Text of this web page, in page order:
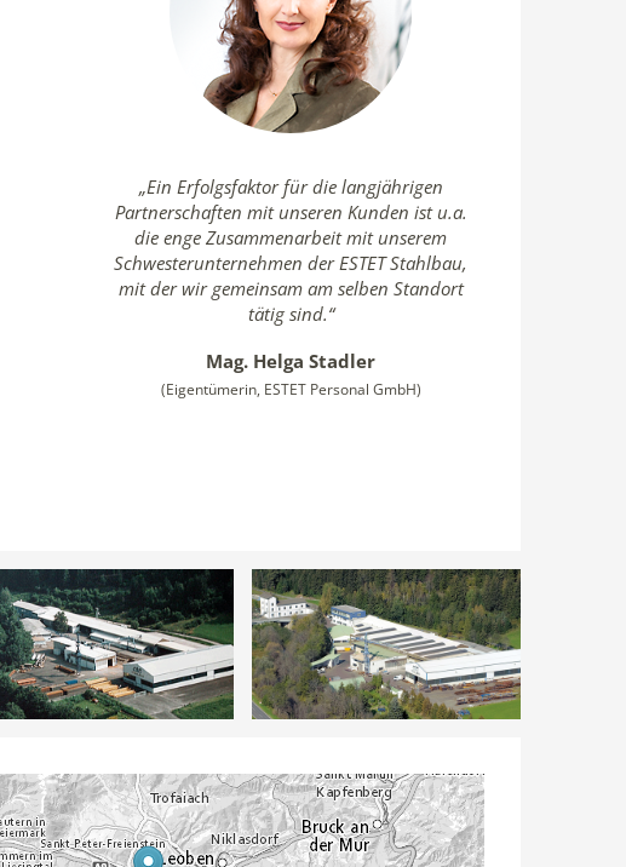
„Ein Erfolgsfaktor für die langjährigen
Partnerschaften mit unseren Kunden ist u.a.
die enge Zusammenarbeit mit unserem
Schwesterunternehmen der ESTET Stahlbau,
mit der wir gemeinsam am selben Standort
tätig sind.“
Mag. Helga Stadler
(Eigentümerin, ESTET Personal GmbH)